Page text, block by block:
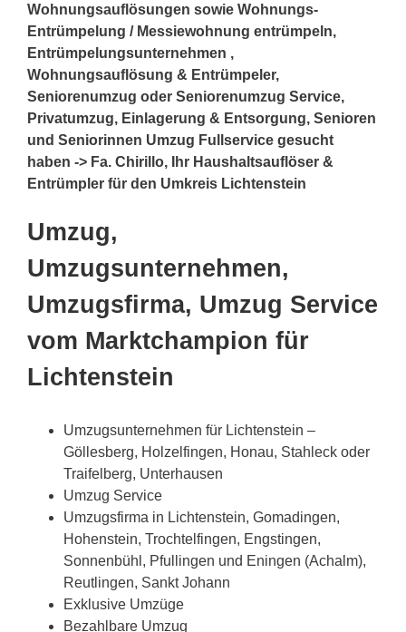
Wohnungsauflösungen sowie Wohnungs-
Entrümpelung / Messiewohnung entrümpeln,
Entrümpelungsunternehmen ,
Wohnungsauflösung & Entrümpeler,
Seniorenumzug oder Seniorenumzug Service,
Privatumzug, Einlagerung & Entsorgung, Senioren
und Seniorinnen Umzug Fullservice gesucht
haben -> Fa. Chirillo, Ihr Haushaltsauflöser &
Entrümpler für den Umkreis Lichtenstein
Umzug,
Umzugsunternehmen,
Umzugsfirma, Umzug Service
vom Marktchampion für
Lichtenstein
Umzugsunternehmen für Lichtenstein –
Göllesberg, Holzelfingen, Honau, Stahleck oder
Traifelberg, Unterhausen
Umzug Service
Umzugsfirma in Lichtenstein, Gomadingen,
Hohenstein, Trochtelfingen, Engstingen,
Sonnenbühl, Pfullingen und Eningen (Achalm),
Reutlingen, Sankt Johann
Exklusive Umzüge
Bezahlbare Umzug